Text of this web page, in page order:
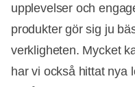
upplevelser och
produkter gör sig ju
verkligheten. Mycket
har vi också hittat nya